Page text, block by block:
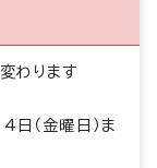
わります
（金曜日）ま